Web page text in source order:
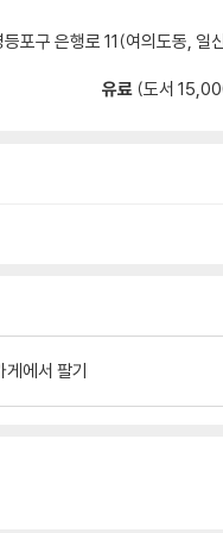
포구 은행로 11(여의도동, 일
유료 (도서
게에서 팔기